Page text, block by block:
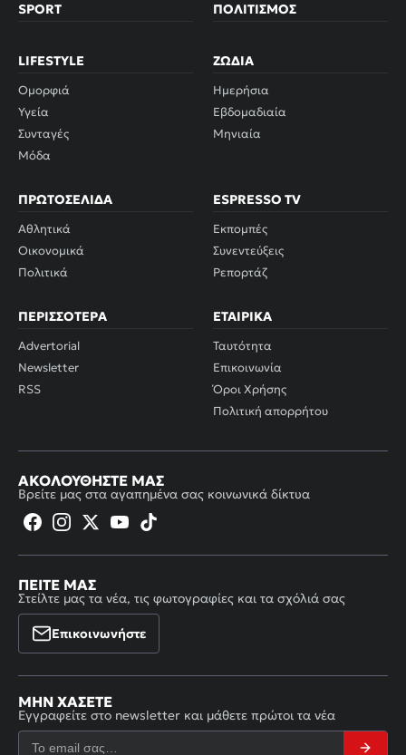
SPORT ΠΟΛΙΤΙΣΜΌΣ
LIFESTYLE
Ομορφιά
Υγεία
Συνταγές
Μόδα
ΖΏΔΙΑ
Ημερήσια
Εβδομαδιαία
Μηνιαία
ΠΡΩΤΟΣΈΛΙΔΑ
Αθλητικά
Οικονομικά
Πολιτικά
ESPRESSO TV
Εκπομπές
Συνεντεύξεις
Ρεπορτάζ
ΠΕΡΙΣΣΌΤΕΡΑ
Advertorial
Newsletter
RSS
ΕΤΑΙΡΙΚΆ
Ταυτότητα
Επικοινωνία
Όροι Χρήσης
Πολιτική απορρήτου
ΑΚΟΛΟΥΘΉΣΤΕ ΜΑΣ
Βρείτε μας στα αγαπημένα σας κοινωνικά δίκτυα
ΠΕΊΤΕ ΜΑΣ
Στείλτε μας τα νέα, τις φωτογραφίες και τα σχόλιά σας
Επικοινωνήστε
ΜΗΝ ΧΆΣΕΤΕ
Εγγραφείτε στο newsletter και μάθετε πρώτοι τα νέα